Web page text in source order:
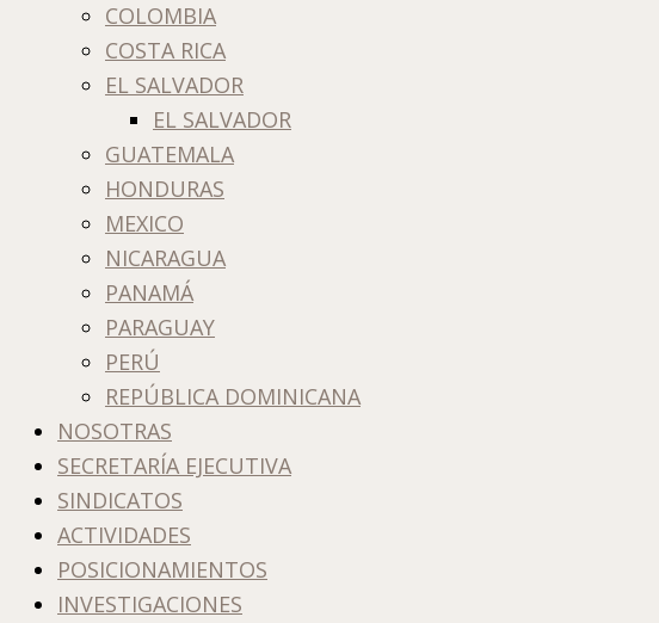
COLOMBIA
COSTA RICA
EL SALVADOR
EL SALVADOR
GUATEMALA
HONDURAS
MEXICO
NICARAGUA
PANAMÁ
PARAGUAY
PERÚ
REPÚBLICA DOMINICANA
NOSOTRAS
SECRETARÍA EJECUTIVA
SINDICATOS
ACTIVIDADES
POSICIONAMIENTOS
INVESTIGACIONES